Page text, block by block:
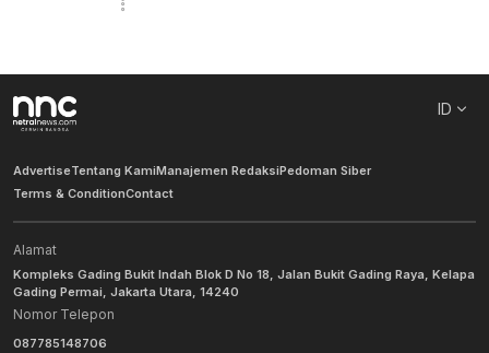
ID
AdvertiseTentang KamiManajemen RedaksiPedoman Siber
Terms & ConditionContact
Alamat
Kompleks Gading Bukit Indah Blok D No 18, Jalan Bukit Gading Raya, Kelapa
Gading Permai, Jakarta Utara, 14240
Nomor Telepon
087785148706